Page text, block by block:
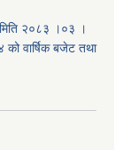
मिति २०८३ ।०३ ।
वार्षिक बजेट तथा